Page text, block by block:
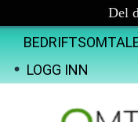
Del
LOGG INN